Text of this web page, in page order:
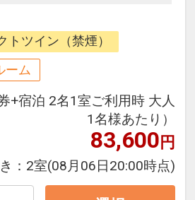
手のいいお部屋です。ご
ープ旅行に適していま
宿泊について●
添い寝のお客様は別途施
円を現地にてお支払
。
トツイン（禁煙）
ーム
+宿泊 2名1室ご利用時 大人
1名様あたり）
83,600円
： 2室(08月06日20:00時点)